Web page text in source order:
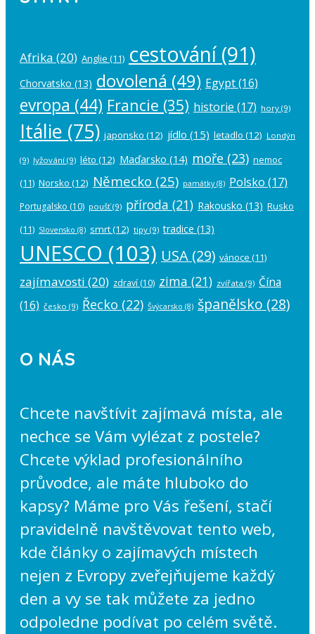
Afrika (20) Anglie (11) cestování(91)
Chorvatsko (13) dovolená (49) Egypt(16)
evropa (44) Francie (35) historie (17) hory (9)
Itálie (75) japonsko (12) jídlo (15) letadlo (12) Londýn
(9) lyžování (9) léto (12) Maďarsko (14) moře (23) nemoc
(11) Norsko (12) Německo (25) památky(8) Polsko (17)
Portugalsko (10) poušť(9) příroda (21) Rakousko (13) Rusko
(11) Slovensko (8) smrt(12) tipy (9) tradice (13)
UNESCO (103) USA (29) vánoce (11)
zajímavosti (20) zdraví (10) zima (21) zvířata (9) Čína
(16) česko (9) Řecko (22) Švýcarsko (8) španělsko (28)
O NÁS
Chcete navštívit zajímavá místa, ale
nechce se Vám vylézat z postele?
Chcete výklad profesionálního
průvodce, ale máte hluboko do
kapsy? Máme pro Vás řešení, stačí
pravidelně navštěvovat tento web,
kde články o zajímavých místech
nejen z Evropy zveřejňujeme každý
den a vy se tak můžete za jedno
odpoledne podívat po celém světě.